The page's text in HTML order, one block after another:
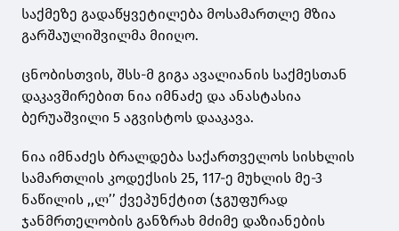
საქმეზე გადაწყვეტილება მოსამართლე მზია
გარშაულიშვილმა მიიღო.
ცნობისთვის, შსს-მ გიგა ავალიანის საქმესთან
დაკავშირებით ნია იმნაძე და ანასტასია
ბერუაშვილი 5 აგვისტოს დააკავა.
ნია იმნაძეს ბრალდება საქართველოს სისხლის
სამართლის კოდექსის 25, 117-ე მუხლის მე-3
ნაწილის ,,ლ’’ ქვეპუნქტით (ჯგუფურად
ჯანმრთელობის განზრახ მძიმე დაზიანების